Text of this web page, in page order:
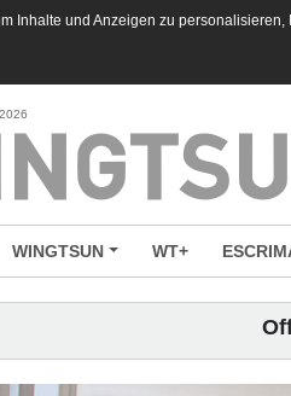
Inhalte und Anzeigen zu
WINGTSUN WT+